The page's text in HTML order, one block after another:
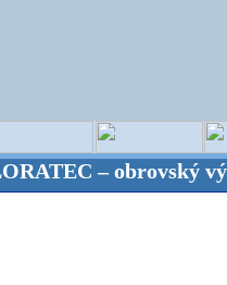
obrovský výber –